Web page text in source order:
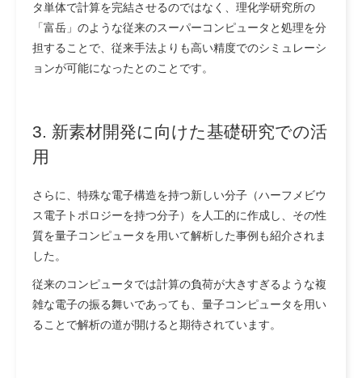
タ単体で計算を完結させるのではなく、理化学研究所の
「富岳」のような従来のスーパーコンピュータと処理を分
担することで、従来手法よりも高い精度でのシミュレーシ
ョンが可能になったとのことです。
3. 新素材開発に向けた基礎研究での活
用
さらに、特殊な電子構造を持つ新しい分子（ハーフメビウ
ス電子トポロジーを持つ分子）を人工的に作成し、その性
質を量子コンピュータを用いて解析した事例も紹介されま
した。
従来のコンピュータでは計算の負荷が大きすぎるような複
雑な電子の振る舞いであっても、量子コンピュータを用い
ることで解析の道が開けると期待されています。